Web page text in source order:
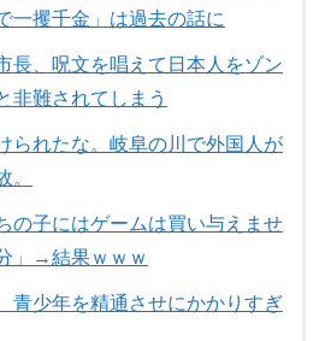
一攫千金」は過去の話に
長、呪文を唱えて日本人をゾン
非難されてしまう
られたな。岐阜の川で外国人が
。
の子にはゲームは買い与えませ
」→結果ｗｗｗ
青少年を精通させにかかりすぎ